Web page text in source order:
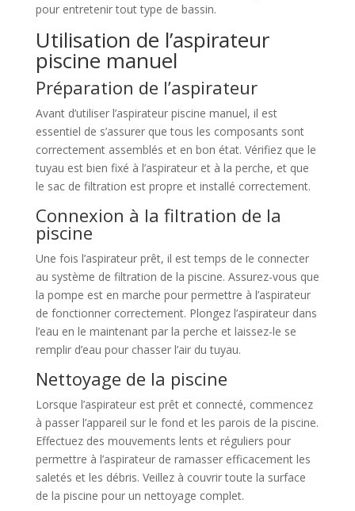
pour entretenir tout type de bassin.
Utilisation de l’aspirateur
piscine manuel
Préparation de l’aspirateur
Avant d’utiliser l’aspirateur piscine manuel, il est
essentiel de s’assurer que tous les composants sont
correctement assemblés et en bon état. Vérifiez que le
tuyau est bien fixé à l’aspirateur et à la perche, et que
le sac de filtration est propre et installé correctement.
Connexion à la filtration de la
piscine
Une fois l’aspirateur prêt, il est temps de le connecter
au système de filtration de la piscine. Assurez-vous que
la pompe est en marche pour permettre à l’aspirateur
de fonctionner correctement. Plongez l’aspirateur dans
l’eau en le maintenant par la perche et laissez-le se
remplir d’eau pour chasser l’air du tuyau.
Nettoyage de la piscine
Lorsque l’aspirateur est prêt et connecté, commencez
à passer l’appareil sur le fond et les parois de la piscine.
Effectuez des mouvements lents et réguliers pour
permettre à l’aspirateur de ramasser efficacement les
saletés et les débris. Veillez à couvrir toute la surface
de la piscine pour un nettoyage complet.